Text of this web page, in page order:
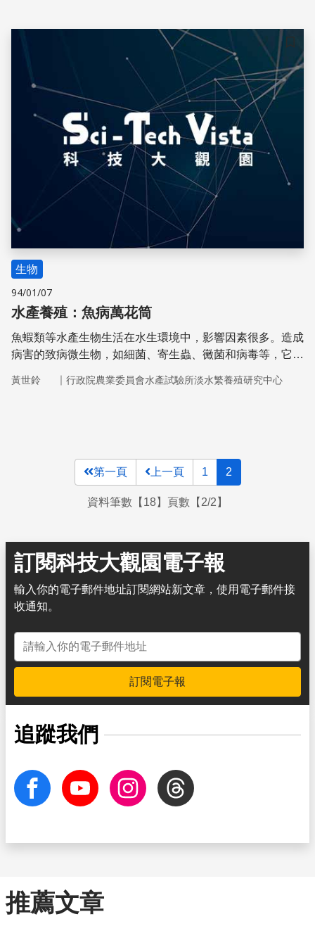
殖，所以引起疾病相對比較輕微。像女孩子的話，有一個很
有趣的事實，就是說大部分女孩子的症狀都是發生在月經之
裂法進行繁殖。根據估計，全世界平均每年有一億八千萬人
感染這種疾病。被感染的女性，有陰道發炎、搔癢、白帶增
多成泡狀，甚至血尿等症狀，嚴重還會導致不孕。不過因為
沒有致命的
儲存
生物
94/01/07
水產養殖：魚病萬花筒
魚蝦類等水產生物生活在水生環境中，影響因素很多。造成
病害的致病微生物，如細菌、寄生蟲、黴菌和病毒等，它們
黃世鈴 ｜ 行政院農業委員會水產試驗所淡水繁養殖研究中心
第一頁 上一頁 1 2
資料筆數【18】頁數【2/2】
訂閱科技大觀園電子報
輸入你的電子郵件地址訂閱網站新文章，使用電子郵件接
收通知。
電子郵件地址
訂閱電子報
追蹤我們
facebook Youtube InstagramThreads
推薦文章